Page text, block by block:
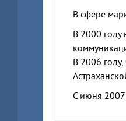
В сфере
В 2000 году
В 2006
С июня 2007